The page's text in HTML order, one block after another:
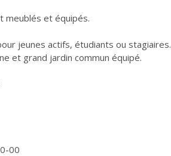
meublés et équipés.
jeunes actifs, étudiants ou stagiaires.
et grand jardin commun équipé.
00